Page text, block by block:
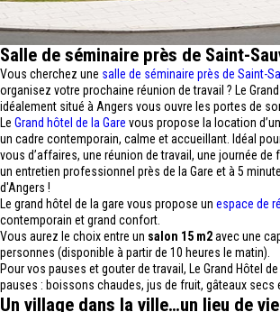
Salle de séminaire près de Saint-
Vous cherchez une salle de séminaire près de Saint-
organisez votre prochaine réunion de travail ? Le
idéalement situé à Angers vous ouvre les portes de
Le Grand hôtel de la Gare vous propose la location
un cadre contemporain, calme et accueillant. Idéal
vous d’affaires, une réunion de travail, une journée de
un entretien professionnel près de la Gare et à 5
d'Angers !
Le grand hôtel de la gare vous propose un espace de
contemporain et grand confort.
Vous aurez le choix entre un salon 15 m2avec une
personnes (disponible à partir de 10 heures le matin).
Pour vos pauses et gouter de travail, Le Grand Hôtel
pauses : boissons chaudes, jus de fruit, gâteaux secs
Un village dans la ville…un lieu de